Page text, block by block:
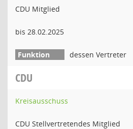
CDU Mitglied
bis 28.02.2025
dessen Vertreter
CDU
Kreisausschuss
CDU Stellvertretendes Mitglied